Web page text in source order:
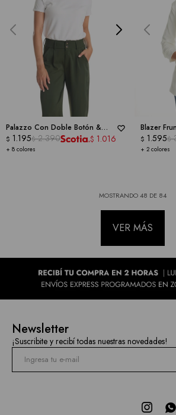
Palazzo Con Doble Botón &
Cintura Elástica -DICTIONARY
+ 8 colores
$ 1.195$ 2.390 $ 1.016
Blazer
+ 2 colores
$ 1.595$
MOSTRANDO48 DE 84
VER MÁS
Newsletter
¡Suscribite y recibí todas nuestras novedades!
 